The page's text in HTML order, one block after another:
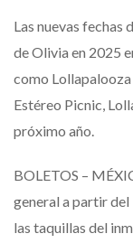
Las nuevas fechas
de Olivia en 2025
como
Estéreo Picnic,
próximo año.
BOLETOS –
general a partir
las taquillas del